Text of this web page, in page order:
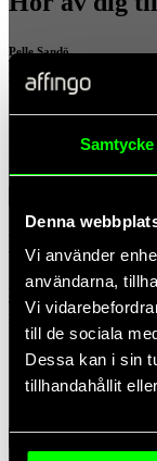
Samtycke
Denna
Vi använder
användarna,
Vi
till de sociala
Dessa kan i sin
tillhandahållit
Pelle Sandö
Telefon: 076-778 46 88
E-post:
Hör av dig
Telefon: 076-778 46 88
x